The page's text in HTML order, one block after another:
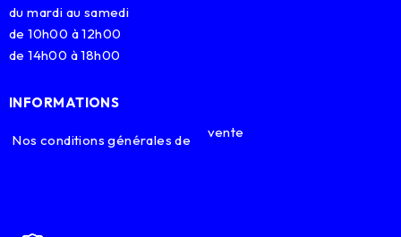
du mardi au samedi
de 10h00 à 12h00
de 14h00 à 18h00
INFORMATIONS
Nos conditions générales de vente